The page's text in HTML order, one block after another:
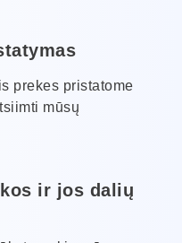
prekes pristatome
mūsų
ir jos dalių